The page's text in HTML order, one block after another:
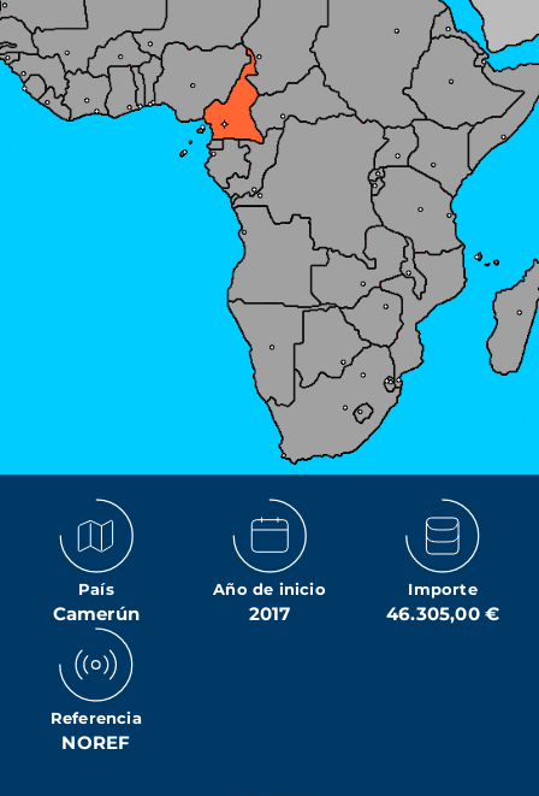
País
Camerún
Año de inicio
2017
Importe
46.305,00 €
Referencia
NOREF